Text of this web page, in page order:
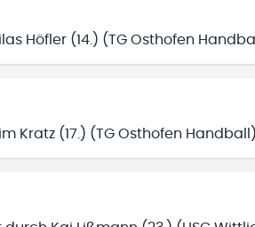
Höfler (14.) (TG Osthofen
Kratz (17.) (TG Osthofen Handball)